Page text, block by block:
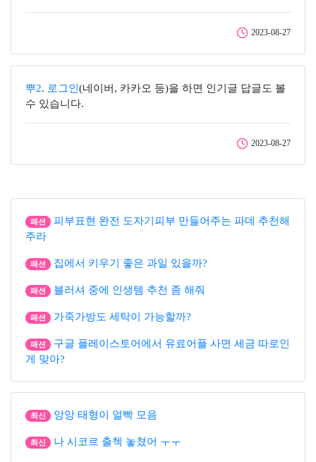
2023-08-27
뿌2. 로그인 (네이버, 카카오 등)을 하면 인기글 답글도 볼
수 있습니다.
2023-08-27
패션
피부표현 완전 도자기피부 만들어주는 파데 추천해
주라
패션 집에서 키우기 좋은 과일 있을까?
패션 블러셔 중에 인생템 추천 좀 해줘
패션 가죽가방도 세탁이 가능할까?
패션
구글 플레이스토어에서 유료어플 사면 세금 따로인
게 맞아?
최신 앙앙 태형이 얼빡 모음
최신 나 시코르 출첵 놓쳤어 ㅜㅜ